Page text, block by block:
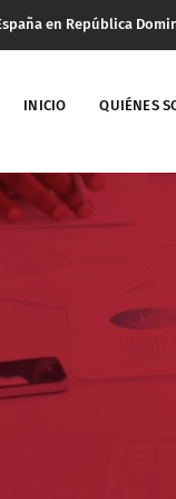
en República
INICIO QUIÉNES